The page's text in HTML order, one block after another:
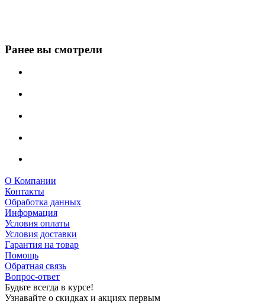
Ранее вы смотрели
О Компании
Контакты
Обработка данных
Информация
Условия оплаты
Условия доставки
Гарантия на товар
Помощь
Обратная связь
Вопрос-ответ
Будьте всегда в курсе!
Узнавайте о скидках и акциях первым